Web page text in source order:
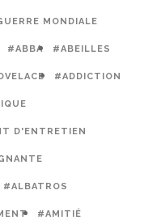
MONDIALE
#ABBA #ABEILLES
#ADDICTION
D'ENTRETIEN
#ALBATROS
#AMITIÉ